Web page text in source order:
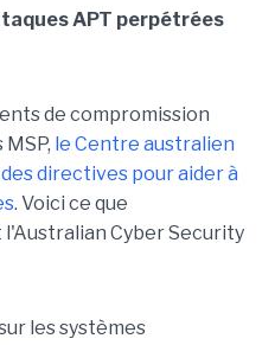
APT perpétrées
de compromission
le Centre australien
directives pour aider à
. Voici ce que
Cyber Security
les systèmes